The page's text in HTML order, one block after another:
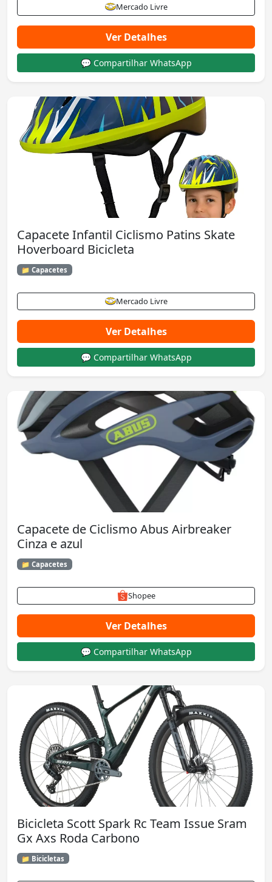
Mercado Livre
Ver Detalhes
💬 Compartilhar WhatsApp
Capacete Infantil Ciclismo Patins Skate
Hoverboard Bicicleta
📁 Capacetes
Mercado Livre
Ver Detalhes
💬 Compartilhar WhatsApp
Capacete de Ciclismo Abus Airbreaker
Cinza e azul
📁 Capacetes
Shopee
Ver Detalhes
💬 Compartilhar WhatsApp
Bicicleta Scott Spark Rc Team Issue Sram
Gx Axs Roda Carbono
📁 Bicicletas